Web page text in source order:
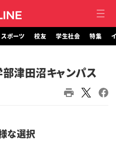
スポーツ 校友 学生社会 特集
津田沼キャンパス
な選択